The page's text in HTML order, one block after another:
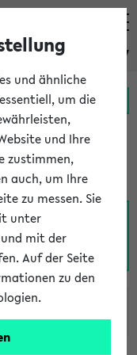
eKVV
MeineUni Portal
N O
Y
Z
und ähnliche
um die
und Ihre
zustimmen,
auch, um Ihre
zu messen. Sie
unter
mit der
Auf der Seite
zu den